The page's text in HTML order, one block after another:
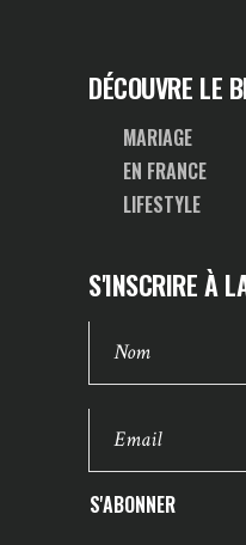
DÉCOUVRE LE
MARIAGE
EN FRANCE
LIFESTYLE
S'INSCRIRE À
S'ABONNER